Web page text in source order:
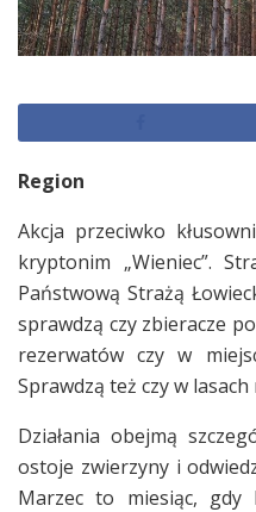
Region
Akcja przeciwko
kryptonim „Wieniec”.
Państwową Strażą
sprawdzą czy zbieracze
rezerwatów czy w
Sprawdzą też czy w
Działania obejmą
ostoje zwierzyny i
Marzec to miesiąc, gdy